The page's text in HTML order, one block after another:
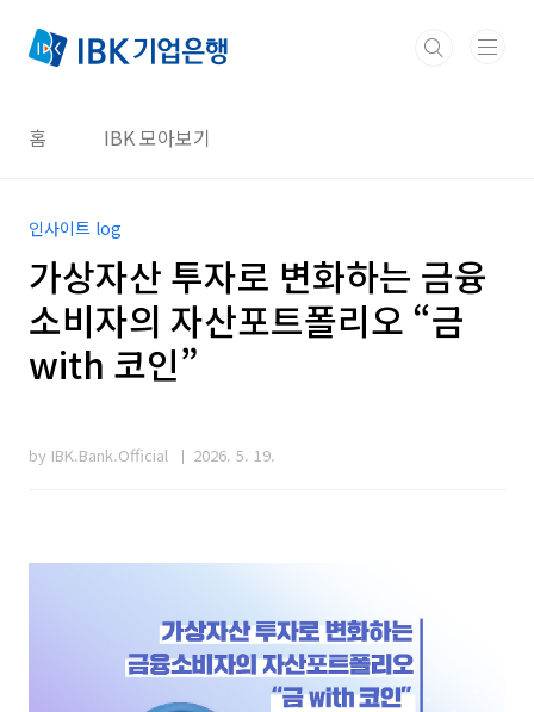
홈 IBK 모아보기
인사이트 log
가상자산 투자로 변화하는 금융
소비자의 자산포트폴리오 “금
with 코인”
by IBK.Bank.Official 2026. 5. 19.